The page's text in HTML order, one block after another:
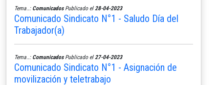
Tema..: ComunicadosPublicado el 28-04-2023
Comunicado Sindicato N°1 - Saludo Día del
Trabajador(a)
Tema..: ComunicadosPublicado el 27-04-2023
Comunicado Sindicato N°1 - Asignación de
movilización y teletrabajo